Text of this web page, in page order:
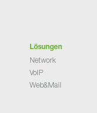
Lösungen
Network
VoIP
Web&Mail